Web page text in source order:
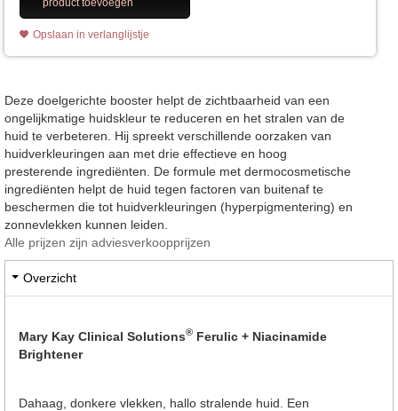
Opslaan in verlanglijstje
Deze doelgerichte booster helpt de zichtbaarheid van een
ongelijkmatige huidskleur te reduceren en het stralen van de
huid te verbeteren. Hij spreekt verschillende oorzaken van
huidverkleuringen aan met drie effectieve en hoog
presterende ingrediënten. De formule met dermocosmetische
ingrediënten helpt de huid tegen factoren van buitenaf te
beschermen die tot huidverkleuringen (hyperpigmentering) en
zonnevlekken kunnen leiden.
Alle prijzen zijn adviesverkoopprijzen
Overzicht
Mary Kay Clinical Solutions® Ferulic + Niacinamide
Brightener
Dahaag, donkere vlekken, hallo stralende huid. Een